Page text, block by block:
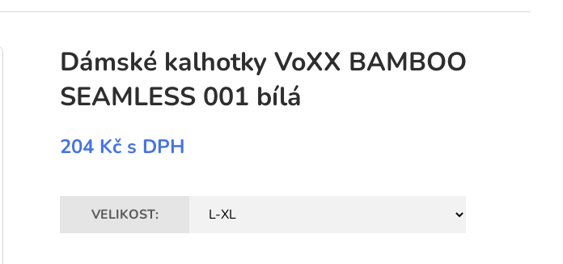
Dámské kalhotky VoXX BAMBOO
SEAMLESS 001 bílá
204 Kč s DPH
VELIKOST: